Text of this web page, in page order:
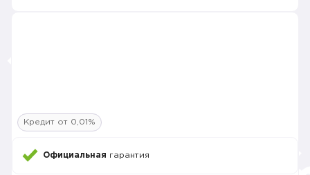
Кредит от 0,01%
Официальная гарантия